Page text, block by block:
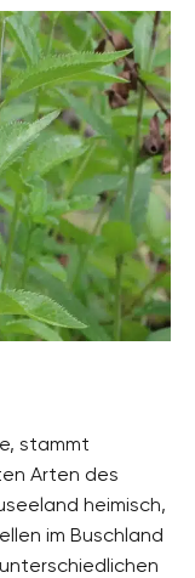
stammt
Arten des
heimisch,
im Buschland